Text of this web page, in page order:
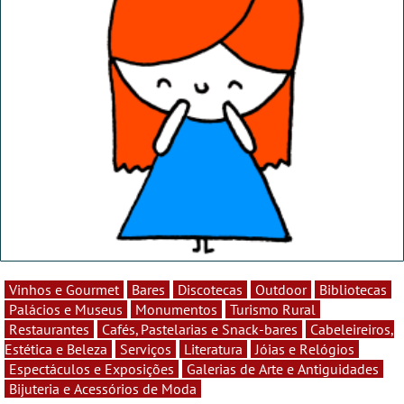
Vinhos e Gourmet Bares Discotecas Outdoor
Bibliotecas
Palácios e Museus
Monumentos
Turismo Rural
Restaurantes
Cafés, Pastelarias e Snack-bares
Cabeleireiros,
Estética e Beleza
Serviços Literatura
Jóias e Relógios
Espectáculos e Exposições
Galerias de Arte e Antiguidades
Bijuteria e Acessórios de Moda